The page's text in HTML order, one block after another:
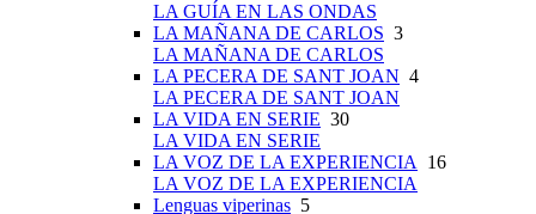
LA GUÍA EN LAS ONDAS
LA MAÑANA DE CARLOS 3
LA MAÑANA DE CARLOS
LA PECERA DE SANT JOAN 4
LA PECERA DE SANT JOAN
LA VIDA EN SERIE 30
LA VIDA EN SERIE
LA VOZ DE LA EXPERIENCIA
16
LA VOZ DE LA EXPERIENCIA
Lenguas viperinas 5